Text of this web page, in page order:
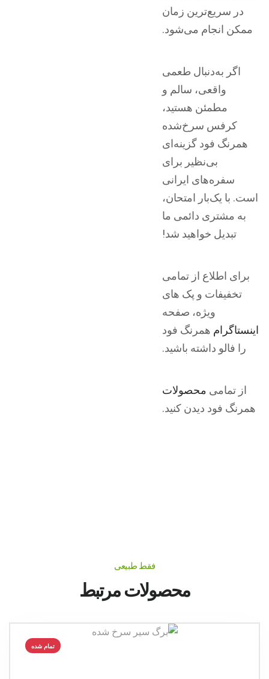
در سریع‌ترین زمان
ممکن انجام می‌شود.
اگر به‌دنبال طعمی
واقعی، سالم و
مطمئن هستید،
کرفس سرخ‌شده
همرنگ فود گزینه‌ای
بی‌نظیر برای
سفره‌های ایرانی
است. با یک‌بار امتحان،
به مشتری دائمی ما
تبدیل خواهید شد!
برای اطلاع از تمامی
تخفیفات و پک های
ویژه، صفحه
اینستاگرام همرنگ فود
را فالو داشته باشید.
از تمامی محصولات
همرنگ فود دیدن کنید.
فقط طبیعی
محصولات مرتبط
تمام شده